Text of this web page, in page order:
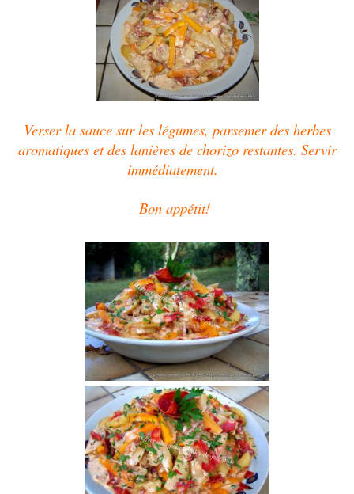
Verser la sauce sur les légumes, parsemer des herbes
aromatiques et des lanières de chorizo restantes. Servir
immédiatement.
Bon appétit!